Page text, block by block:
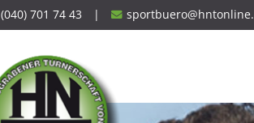
(040) 701 74 43 |